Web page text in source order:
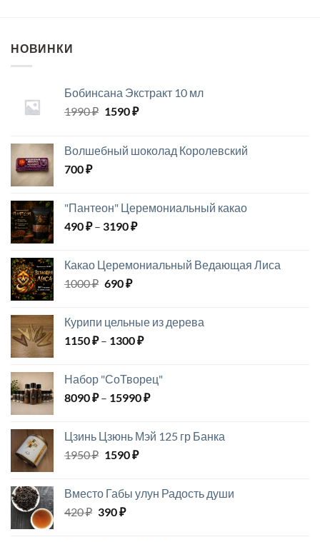
НОВИНКИ
Бобинсана Экстракт 10 мл
1990₽ Первоначальная
1990 ₽.
1590₽Текущая
Волшебный шоколад Королевский
700₽
"Пантеон" Церемониальный какао
490₽ – 3190₽Диапазон
–
Какао Церемониальный Ведающая Лиса
1000₽ Первоначальная
1000 ₽.
690₽Текущая
Курипи цельные из дерева
1150₽ – 1300₽Диапазон
–
1300 ₽
Набор "СоТворец"
8090₽ – 15990₽Диапазон
–
Цзинь Цзюнь Мэй 125 гр Банка
1950₽ Первоначальная
1950 ₽.
1590₽Текущая
Вместо Габы улун Радость души
420₽ Первоначальная
390₽Текущая